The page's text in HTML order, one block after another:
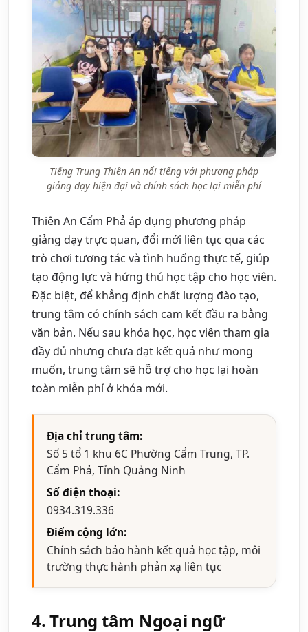
Tiếng Trung Thiên An nổi tiếng với phương pháp
giảng dạy hiện đại và chính sách học lại miễn phí
Thiên An Cẩm Phả áp dụng phương pháp
giảng dạy trực quan, đổi mới liên tục qua các
trò chơi tương tác và tình huống thực tế, giúp
tạo động lực và hứng thú học tập cho học viên.
Đặc biệt, để khẳng định chất lượng đào tạo,
trung tâm có chính sách cam kết đầu ra bằng
văn bản. Nếu sau khóa học, học viên tham gia
đầy đủ nhưng chưa đạt kết quả như mong
muốn, trung tâm sẽ hỗ trợ cho học lại hoàn
toàn miễn phí ở khóa mới.
Địa chỉ trung tâm:
Số 5 tổ 1 khu 6C Phường Cẩm Trung, TP.
Cẩm Phả, Tỉnh Quảng Ninh
Số điện thoại:
0934.319.336
Điểm cộng lớn:
Chính sách bảo hành kết quả học tập, môi
trường thực hành phản xạ liên tục
4. Trung tâm Ngoại ngữ